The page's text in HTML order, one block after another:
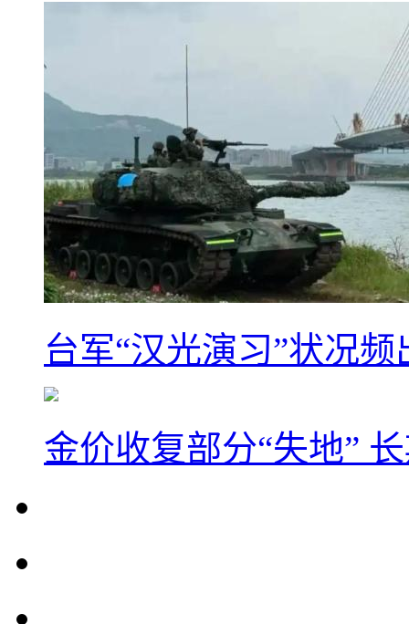
台军“汉光演习”状况
金价收复部分“失地”